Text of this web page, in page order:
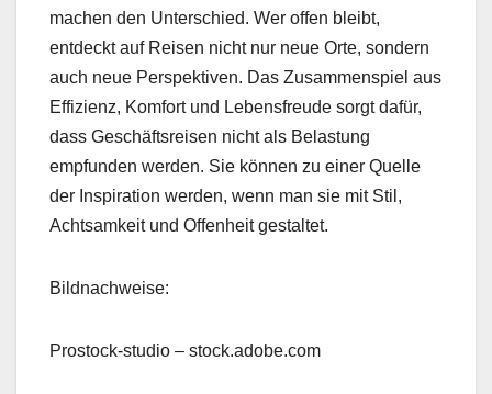
machen den Unterschied. Wer offen bleibt,
entdeckt auf Reisen nicht nur neue Orte, sondern
auch neue Perspektiven. Das Zusammenspiel aus
Effizienz, Komfort und Lebensfreude sorgt dafür,
dass Geschäftsreisen nicht als Belastung
empfunden werden. Sie können zu einer Quelle
der Inspiration werden, wenn man sie mit Stil,
Achtsamkeit und Offenheit gestaltet.
Bildnachweise:
Prostock-studio – stock.adobe.com